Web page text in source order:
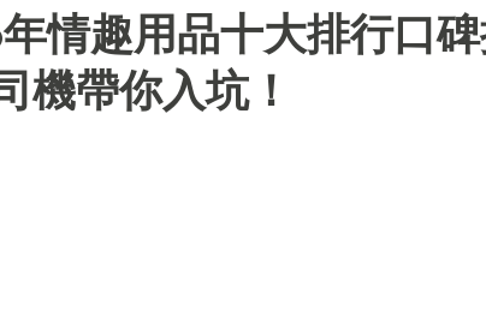
年情趣用品十大排行口
機帶你入坑！